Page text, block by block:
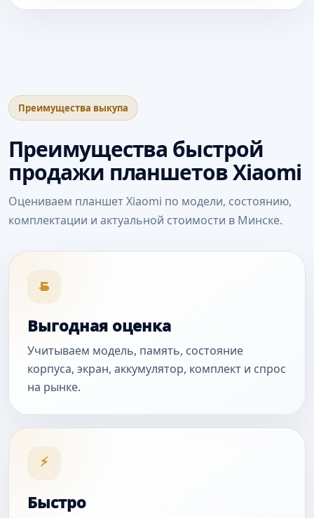
проблемами экрана, сенсора, батареи,
Преимущества выкупа
Преимущества быстрой
продажи планшетов Xiaomi
Оцениваем планшет Xiaomi по модели, состоянию,
комплектации и актуальной стоимости в Минске.
Б
Выгодная оценка
Учитываем модель, память, состояние
корпуса, экран, аккумулятор, комплект и спрос
на рынке.
⚡
Быстро